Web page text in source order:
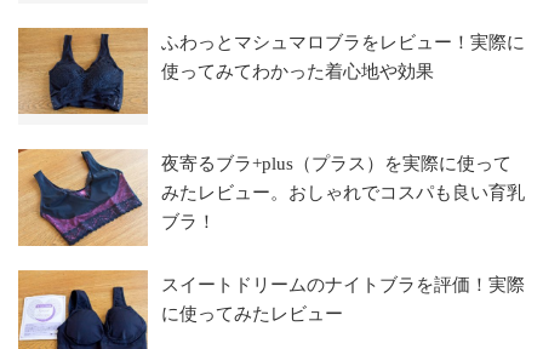
ふわっとマシュマロブラをレビュー！実際に
使ってみてわかった着心地や効果
夜寄るブラ+plus（プラス）を実際に使って
みたレビュー。おしゃれでコスパも良い育乳
ブラ！
スイートドリームのナイトブラを評価！実際
に使ってみたレビュー